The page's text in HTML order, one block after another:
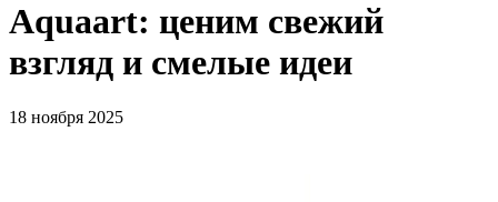
Aquaart: ценим свежий
взгляд и смелые идеи
18 ноября 2025